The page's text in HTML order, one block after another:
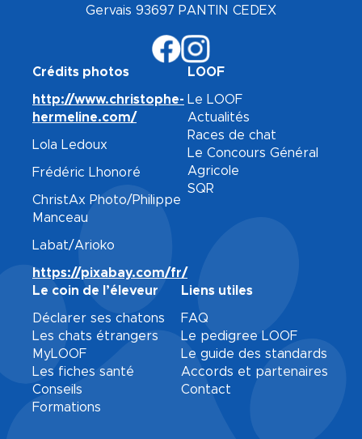
Gervais 93697 PANTIN CEDEX
Crédits photos
http://www.christophe-
hermeline.com/
Lola Ledoux
Frédéric Lhonoré
ChristAx Photo/Philippe
Manceau
Labat/Arioko
https://pixabay.com/fr/
LOOF
Le LOOF
Actualités
Races de chat
Le Concours Général
Agricole
SQR
Le coin de l’éleveur
Déclarer ses chatons
Les chats étrangers
MyLOOF
Les fiches santé
Conseils
Formations
Liens utiles
FAQ
Le pedigree LOOF
Le guide des standards
Accords et partenaires
Contact